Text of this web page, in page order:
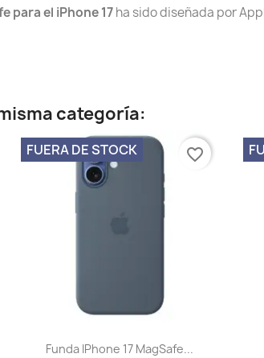
para el iPhone 17ha sido diseñada por
categoría:
Vista rápida
Funda IPhone 17 MagSafe...
FUERA DE STOCK favorite_border